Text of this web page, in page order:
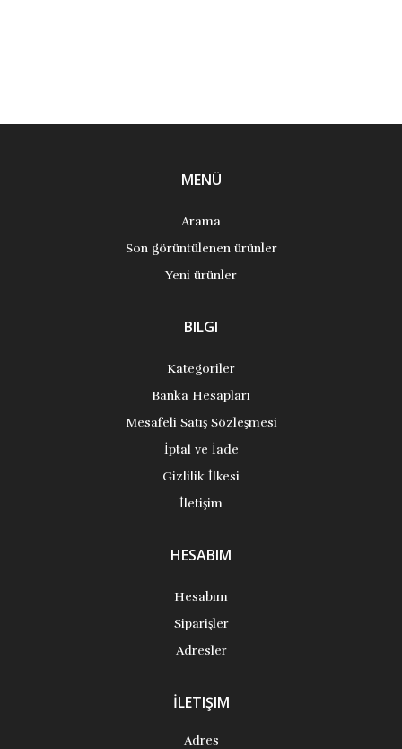
MENÜ
Arama
Son görüntülenen ürünler
Yeni ürünler
BILGI
Kategoriler
Banka Hesapları
Mesafeli Satış Sözleşmesi
İptal ve İade
Gizlilik İlkesi
İletişim
HESABIM
Hesabım
Siparişler
Adresler
İLETIŞIM
Adres